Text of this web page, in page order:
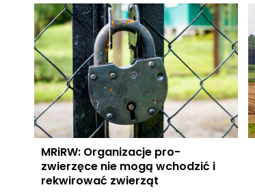
MRiRW: Organizacje pro-
zwierzęce nie mogą wchodzić i
rekwirować zwierząt